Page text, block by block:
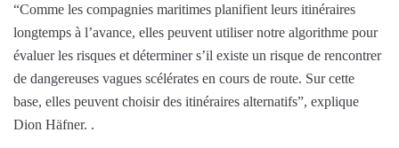
“Comme les compagnies maritimes planifient leurs itinéraires
longtemps à l’avance, elles peuvent utiliser notre algorithme pour
évaluer les risques et déterminer s’il existe un risque de rencontrer
de dangereuses vagues scélérates en cours de route. Sur cette
base, elles peuvent choisir des itinéraires alternatifs”, explique
Dion Häfner. .